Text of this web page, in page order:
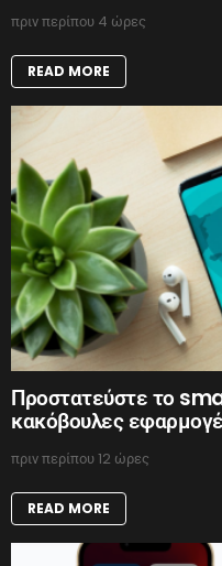
πριν περίπου 4 ώρες
READ MORE
Προστατεύστε το
κακόβουλες
πριν περίπου 12 ώρες
READ MORE